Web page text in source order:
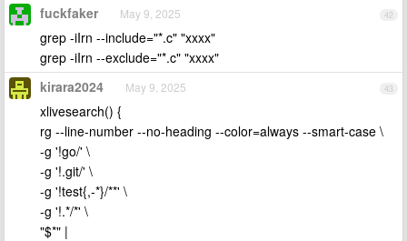
42
fuckfaker May 9, 2025
grep -iIrn --include="*.c" "xxxx"
grep -iIrn --exclude="*.c" "xxxx"
43
kirara2024 May 9, 2025
xlivesearch() {
rg --line-number --no-heading --color=always --smart-case \
-g '!go/' \
-g '!.git/' \
-g '!test{,-*}/**' \
-g '!.*/*' \
"$*" |